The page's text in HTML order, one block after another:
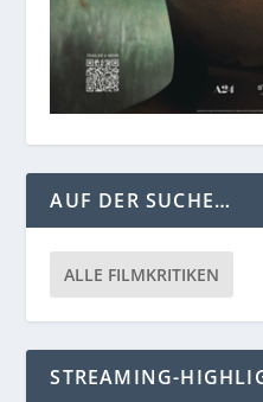
AUF DER SUCHE…
ALLE FILMKRITIKEN
STREAMING-